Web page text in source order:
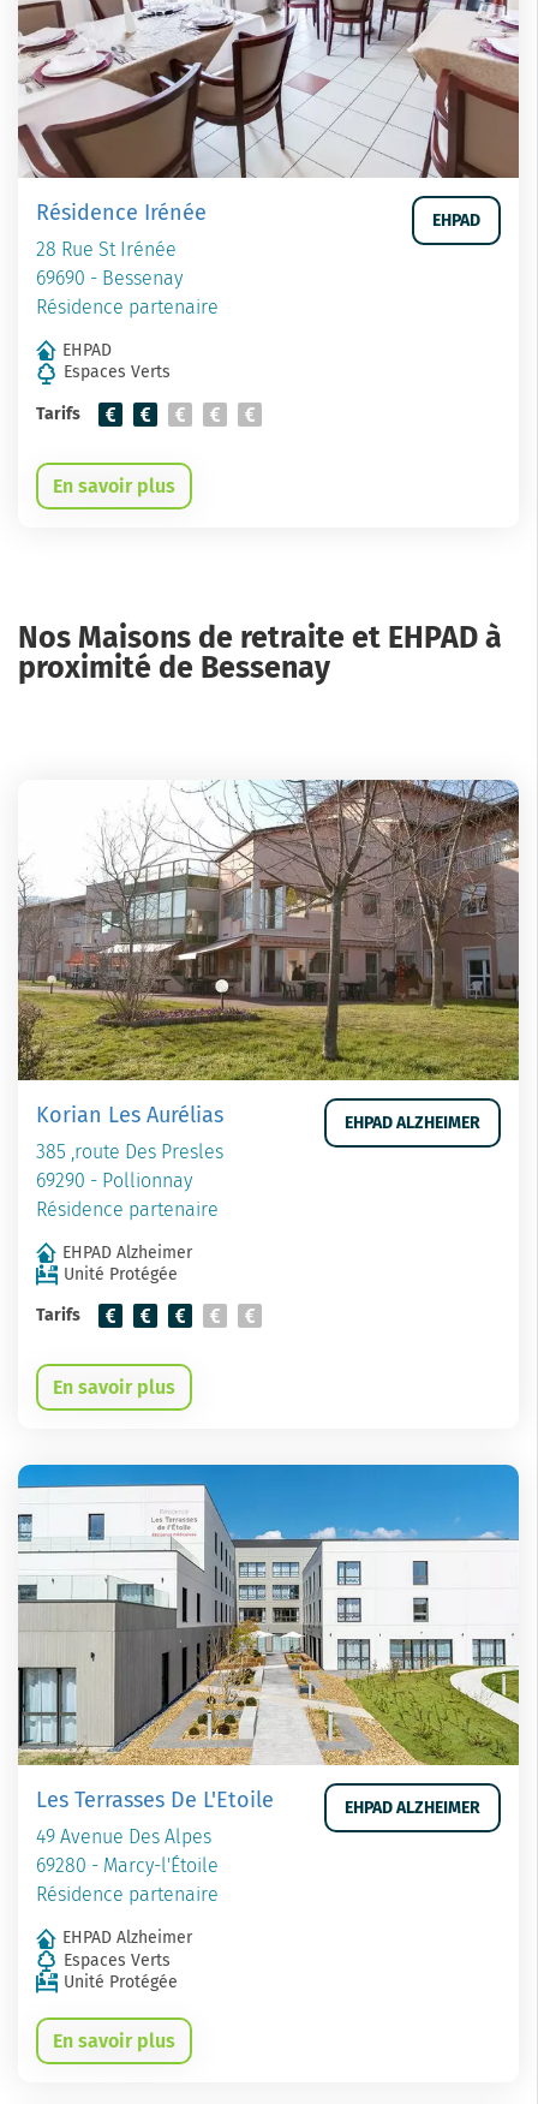
Résidence Irénée
28 Rue St Irénée
69690 - Bessenay
Résidence partenaire
EHPAD
EHPAD
Espaces Verts
Tarifs
En savoir plus
Nos Maisons de retraite et EHPAD à
proximité de Bessenay
Korian Les Aurélias
385 ,route Des Presles
69290 - Pollionnay
Résidence partenaire
EHPAD ALZHEIMER
EHPAD Alzheimer
Unité Protégée
Tarifs
En savoir plus
Les Terrasses De L'Etoile
49 Avenue Des Alpes
69280 - Marcy-l'Étoile
Résidence partenaire
EHPAD ALZHEIMER
EHPAD Alzheimer
Espaces Verts
Unité Protégée
En savoir plus